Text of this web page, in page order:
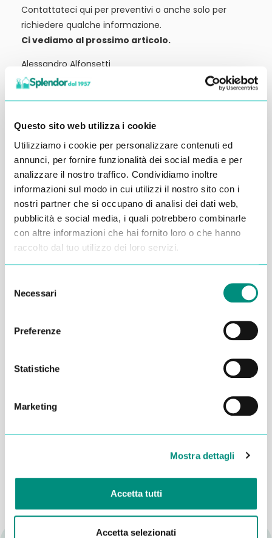
Questo sito web utilizza i cookie
Utilizziamo i cookie per personalizzare contenuti ed
annunci, per fornire funzionalità dei social media e per
analizzare il nostro traffico. Condividiamo inoltre
informazioni sul modo in cui utilizzi il nostro sito con i
nostri partner che si occupano di analisi dei dati web,
pubblicità e social media, i quali potrebbero combinarle
con altre informazioni che hai fornito loro o che hanno
raccolto dal tuo utilizzo dei loro servizi.
delNecessari
Preferenze
Statistiche
Marketing
Mostra dettagli
Accetta tutti
Accetta selezionati
Contattateci qui per preventivi o anche solo per
richiedere qualche informazione.
Ci vediamo al prossimo articolo.
Alessandro Alfonsetti
Inserisci i tuoi dati qui, ti ricontatteremo
entro 48 ore
Dichiaro di aver letto la
e acconsento al